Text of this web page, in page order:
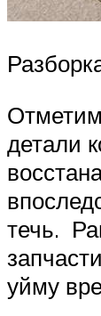
детали
течь.
уйму